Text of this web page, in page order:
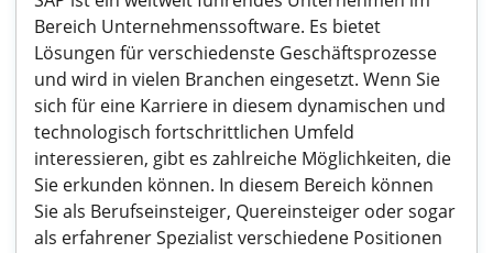
Bereich Unternehmenssoftware. Es bietet
Lösungen für verschiedenste Geschäftsprozesse
und wird in vielen Branchen eingesetzt. Wenn Sie
sich für eine Karriere in diesem dynamischen und
technologisch fortschrittlichen Umfeld
interessieren, gibt es zahlreiche Möglichkeiten, die
Sie erkunden können. In diesem Bereich können
Sie als Berufseinsteiger, Quereinsteiger oder sogar
als erfahrener Spezialist verschiedene Positionen